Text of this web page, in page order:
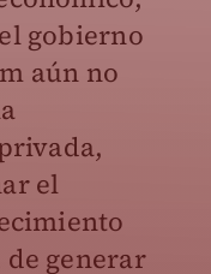
gobierno
aún no
el
generar